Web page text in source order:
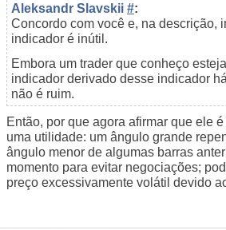
Aleksandr Slavskii #:
Concordo com você e, na descrição,
indicador é inútil.
Embora um trader que conheço
indicador derivado desse indicador
não é ruim.
Então, por que agora afirmar que ele
uma utilidade: um ângulo grande
ângulo menor de algumas barras
momento para evitar negociações;
preço excessivamente volátil devido